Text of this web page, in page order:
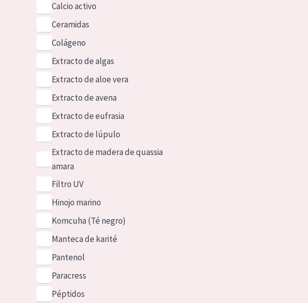
Calcio activo
Ceramidas
Colágeno
Extracto de algas
Extracto de aloe vera
Extracto de avena
Extracto de eufrasia
Extracto de lúpulo
Extracto de madera de quassia
amara
Filtro UV
Hinojo marino
Komcuha (Té negro)
Manteca de karité
Pantenol
Paracress
Péptidos